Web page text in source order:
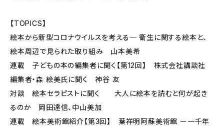
【TOPICS】
絵本から新型コロナウイルスを考える─ 衛生に関する絵本と、
絵本周辺で見られた取り組み 山本美希
連載 子どもの本の編集者に聞く【第12回】 株式会社講談社
編集者・森 絵美氏に聞く 神谷 友
対談 絵本セラピストに聞く 大人に絵本を読むと何が起き
るのか 岡田達信、中山美加
連載 絵本美術館紹介【第3回】 葉祥明阿蘇美術館 ー一千年